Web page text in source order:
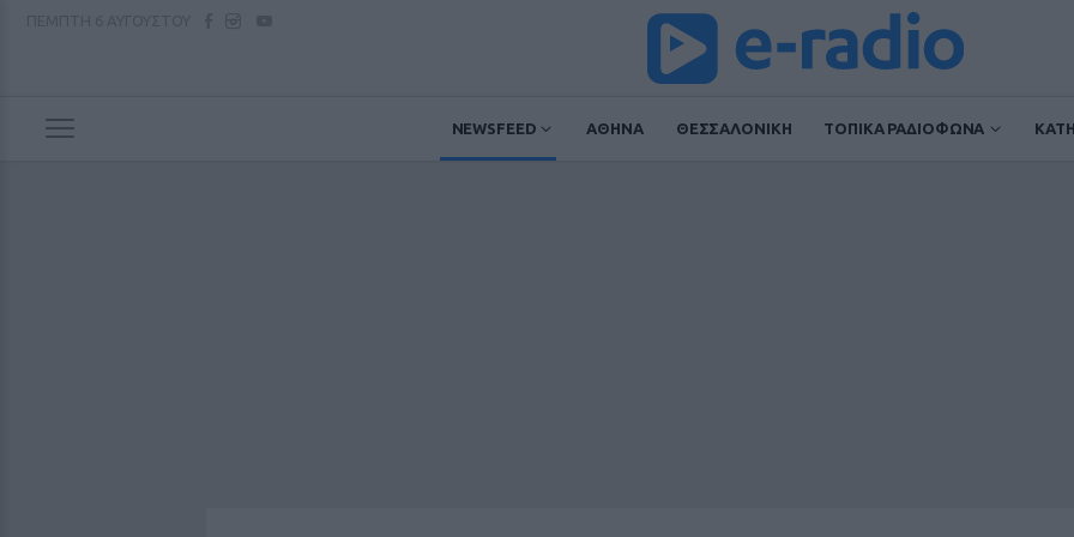
NEWSFEED ΑΘΗΝΑ ΘΕΣΣΑΛΟΝΙΚΗ ΤΟΠΙΚΑ ΡΑΔΙΟΦΩΝΑ